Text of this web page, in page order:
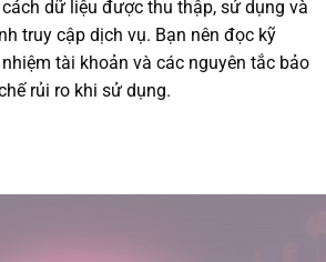
dữ liệu được thu thập, sử dụng và
truy cập dịch vụ. Bạn nên đọc kỹ
tài khoản và các nguyên tắc bảo
rủi ro khi sử dụng.